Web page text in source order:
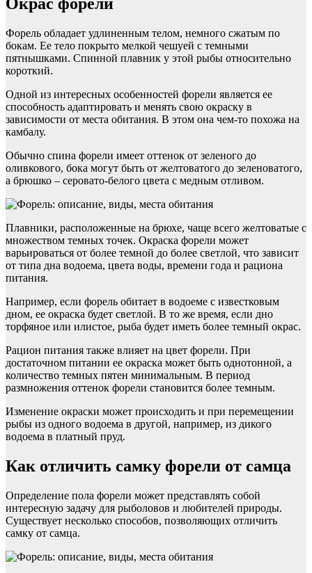
Окрас форели
Форель обладает удлиненным телом, немного сжатым по
бокам. Ее тело покрыто мелкой чешуей с темными
пятнышками. Спинной плавник у этой рыбы относительно
короткий.
Одной из интересных особенностей форели является ее
способность адаптировать и менять свою окраску в
зависимости от места обитания. В этом она чем-то похожа на
камбалу.
Обычно спина форели имеет оттенок от зеленого до
оливкового, бока могут быть от желтоватого до зеленоватого,
а брюшко – серовато-белого цвета с медным отливом.
Плавники, расположенные на брюхе, чаще всего желтоватые с
множеством темных точек. Окраска форели может
варьироваться от более темной до более светлой, что зависит
от типа дна водоема, цвета воды, времени года и рациона
питания.
Например, если форель обитает в водоеме с известковым
дном, ее окраска будет светлой. В то же время, если дно
торфяное или илистое, рыба будет иметь более темный окрас.
Рацион питания также влияет на цвет форели. При
достаточном питании ее окраска может быть однотонной, а
количество темных пятен минимальным. В период
размножения оттенок форели становится более темным.
Изменение окраски может происходить и при перемещении
рыбы из одного водоема в другой, например, из дикого
водоема в платный пруд.
Как отличить самку форели от самца
Определение пола форели может представлять собой
интересную задачу для рыболовов и любителей природы.
Существует несколько способов, позволяющих отличить
самку от самца.